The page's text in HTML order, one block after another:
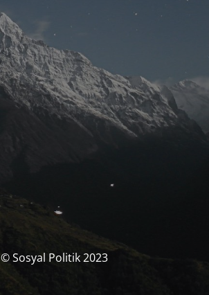
© Sosyal Politik 2023